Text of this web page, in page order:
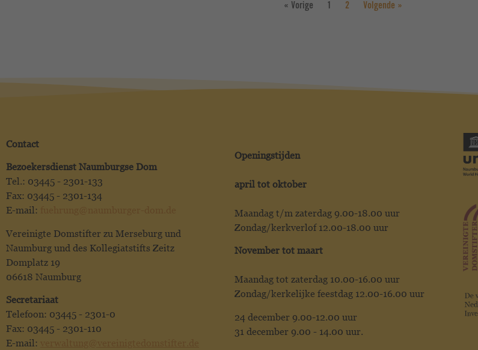
« Vorige 1 2 Volgende »
Contact
Bezoekersdienst Naumburgse Dom
Tel.: 03445 - 2301-133
Fax: 03445 - 2301-134
E-mail:
Vereinigte Domstifter zu Merseburg und
Naumburg und des Kollegiatstifts Zeitz
Domplatz 19
06618 Naumburg
Secretariaat
Telefoon: 03445 - 2301-0
Fax: 03445 - 2301-110
E-mail:
Openingstijden
april tot oktober
Maandag t/m zaterdag 9.00-18.00 uur
Zondag/kerkverlof 12.00-18.00 uur
November tot maart
Maandag tot zaterdag 10.00-16.00 uur
Zondag/kerkelijke feestdag 12.00-16.00 uur
24 december 9.00-12.00 uur
31 december 9.00 - 14.00 uur.